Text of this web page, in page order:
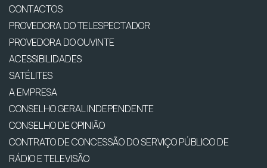
CONTACTOS
PROVEDORA DO TELESPECTADOR
PROVEDORA DO OUVINTE
ACESSIBILIDADES
SATÉLITES
A EMPRESA
CONSELHO GERAL INDEPENDENTE
CONSELHO DE OPINIÃO
CONTRATO DE CONCESSÃO DO SERVIÇO PÚBLICO DE
RÁDIO E TELEVISÃO